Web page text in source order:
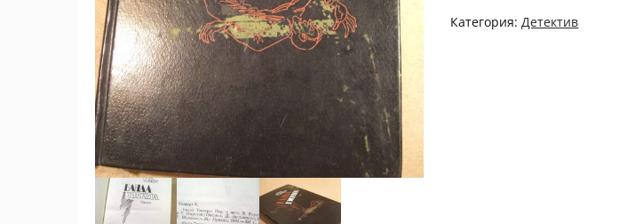
Уолферт.
Категория:Детектив